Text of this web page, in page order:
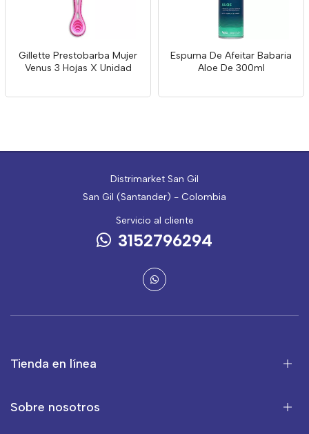
Gillette Prestobarba Mujer
Venus 3 Hojas X Unidad
Espuma De Afeitar Babaria
Aloe De 300ml
Distrimarket San Gil
San Gil (Santander) - Colombia
Servicio al cliente
3152796294
Tienda en línea
Sobre nosotros